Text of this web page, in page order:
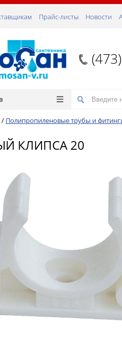
Прайс-листы Новости
/ Полипропиленовые трубы и
КЛИПСА 20